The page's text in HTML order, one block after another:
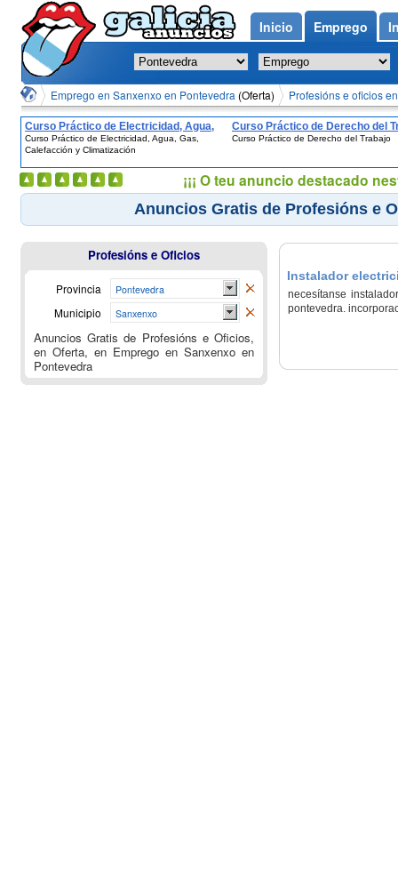
Emprego en Sanxenxo en Pontevedra (Oferta) Profesións e oficios
Curso Práctico de Electricidad, Agua,
Gas, Calefacción y Climatización
Curso Práctico de Electricidad, Agua, Gas,
Calefacción y Climatización
Curso Práctico de Derecho del
Curso Práctico de Derecho del Trabajo
Anuncios Gratis de Profesións e
Instalador
necesítanse
pontevedra.
Profesións e Oficios
Provincia Pontevedra
Municipio Sanxenxo
Anuncios Gratis de Profesións e Oficios,
en Oferta, en Emprego en Sanxenxo en
Pontevedra
Inicio Emprego
¡¡¡ O teu anuncio destacado